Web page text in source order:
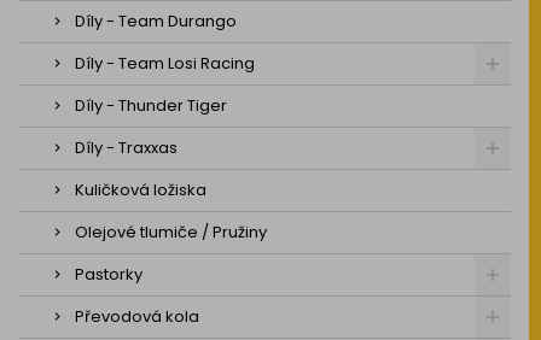
Díly - Team Durango
Díly - Team Losi Racing
Díly - Thunder Tiger
Díly - Traxxas
Kuličková ložiska
Olejové tlumiče / Pružiny
Pastorky
Převodová kola